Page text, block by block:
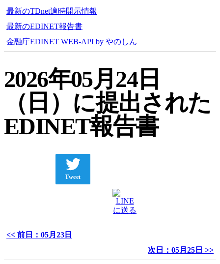
最新のTDnet適時開示情報
最新のEDINET報告書
金融庁EDINET WEB-API by やのしん
2026年05月24日
（日）に提出された
EDINET報告書
Tweet
<< 前日：05月23日
次日：05月25日 >>